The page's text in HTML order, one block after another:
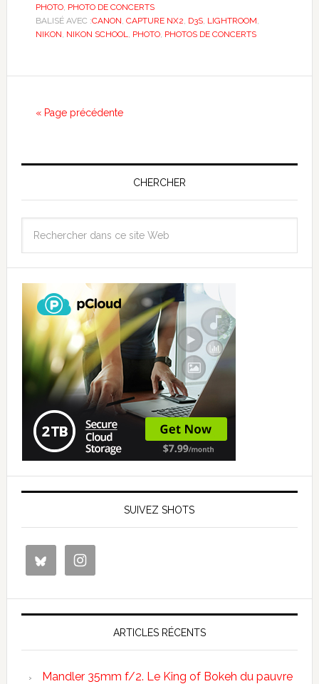
PHOTO, PHOTO DE CONCERTS
BALISÉ AVEC :CANON CAPTURE NX2 D3S, LIGHTROOM
NIKON NIKON SCHOOL PHOTO, PHOTOS DE CONCERTS
« Page précédente
CHERCHER
SUIVEZ SHOTS
ARTICLES RÉCENTS
Mandler 35mm f/2. Le King of Bokeh du pauvre